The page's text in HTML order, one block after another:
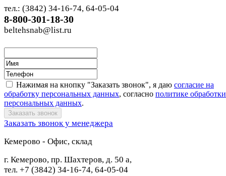
тел.: (3842) 34-16-74, 64-05-04
8-800-301-18-30
beltehsnab@list.ru
Нажимая на кнопку "Заказать звонок", я даю согласие на
обработку персональных данных, согласно политике обработки
персональных данных.
Заказать звонок у менеджера
Кемерово - Офис, склад
г. Кемерово, пр. Шахтеров, д. 50 а,
тел. +7 (3842) 34-16-74, 64-05-04